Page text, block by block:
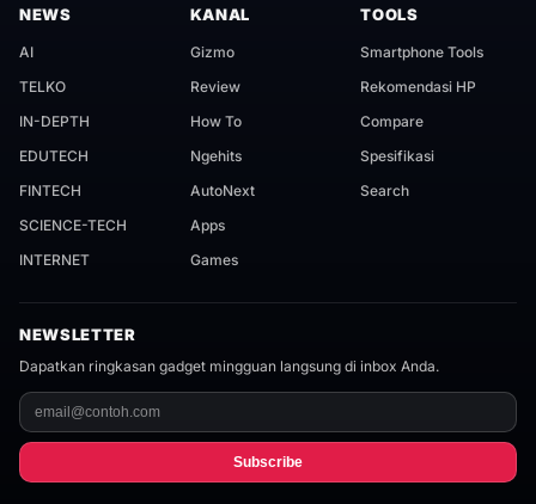
NEWS
AI
TELKO
IN-DEPTH
EDUTECH
FINTECH
SCIENCE-TECH
INTERNET
KANAL
Gizmo
Review
How To
Ngehits
AutoNext
Apps
Games
TOOLS
Smartphone Tools
Rekomendasi HP
Compare
Spesifikasi
Search
NEWSLETTER
Dapatkan ringkasan gadget mingguan langsung di inbox Anda.
Subscribe